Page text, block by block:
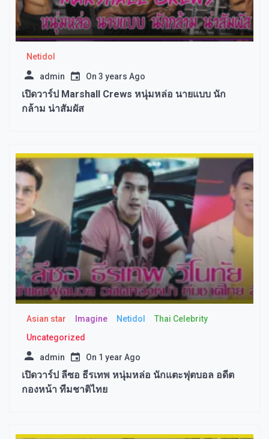
Netidol
admin On 3 years Ago
เปิดวาร์ป Marshall Crews หนุ่มหล่อ นายแบบ นัก
กล้าม น่าสัมผัส
Asian star Imagine​ Netidol
Thai Celebrity
Uncategorized
admin On 1 year Ago
เปิดวาร์ป ลีซอ ธีรเทพ หนุ่มหล่อ นักแตะฟุตบอล อดีต
กองหน้า ทีมชาติไทย